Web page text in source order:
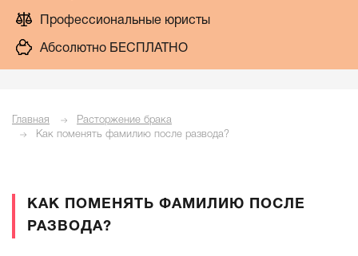
Профессиональные юристы
Абсолютно БЕСПЛАТНО
Главная
Расторжение брака
Как поменять фамилию после развода?
КАК ПОМЕНЯТЬ ФАМИЛИЮ ПОСЛЕ
РАЗВОДА?